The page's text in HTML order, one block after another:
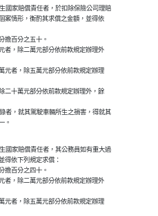
國家賠償責任者，於扣除保險公司理賠
案情形，衡酌其求償之金額，並得依
擔百分之五十。
者，除二萬元部分依前款規定辦理外
元者，除五萬元部分依前款規定辦理
二十萬元部分依前款規定辦理外，餘
，就其駕駛車輛所生之損害，得就其
。
國家賠償責任者，其公務員如有重大過
得依下列規定求償：
擔百分之四十。
者，除二萬元部分依前款規定辦理外
元者，除五萬元部分依前款規定辦理